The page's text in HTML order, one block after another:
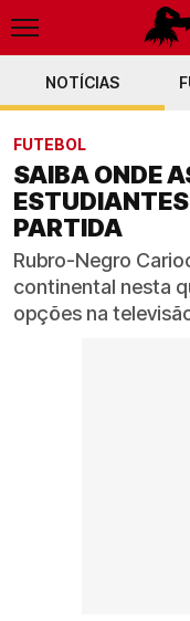
NOTÍCIAS
FUTEBOL
SAIBA ONDE
PARTIDA
Rubro-Negro
continental nesta
opções na